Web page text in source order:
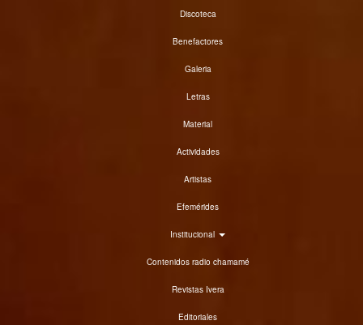
Discoteca
Benefactores
Galeria
Letras
Material
Actividades
Artistas
Efemérides
Institucional
Contenidos radio chamamé
Revistas Ivera
Editoriales